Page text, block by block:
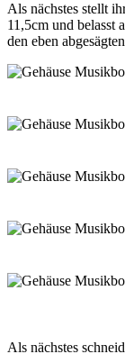
Als nächstes stellt
11,5cm und belasst
den eben
Als nächstes